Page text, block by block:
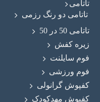
تاتامی
تاتامی دو رنگ رزمی
تاتامی 50 در 50
زیره کفش
فوم سایلنت
فوم ورزشی
کفپوش گرانولی
کفپوش مهدکودک